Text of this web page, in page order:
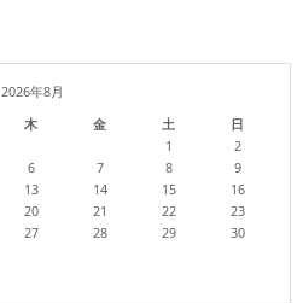
2026年8月
木 金 土 日
1
2
6 7 8
9
13 14 15
16
20 21 22
23
27 28 29
30